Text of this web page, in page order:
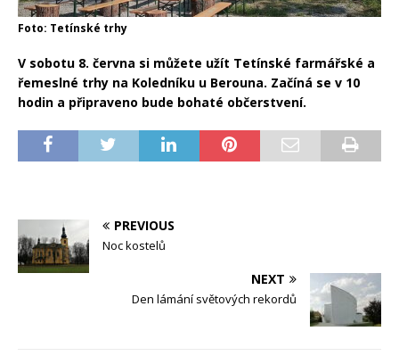
Foto: Tetínské trhy
V sobotu 8. června si můžete užít Tetínské farmářské a
řemeslné trhy na Koledníku u Berouna. Začíná se v 10
hodin a připraveno bude bohaté občerstvení.
PREVIOUS
Noc kostelů
NEXT
Den lámání světových rekordů